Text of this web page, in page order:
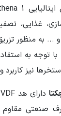
گرم
مصرفی : 14 وات
غذایی،
به منظور
توجه به
صنعتی